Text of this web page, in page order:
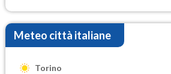
Meteo città italiane
Torino